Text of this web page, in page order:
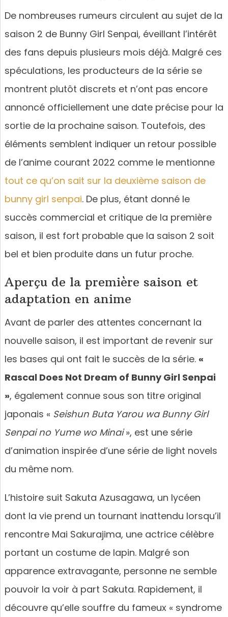
De nombreuses rumeurs circulent au sujet de la
saison 2 de Bunny Girl Senpai, éveillant l’intérêt
des fans depuis plusieurs mois déjà. Malgré ces
spéculations, les producteurs de la série se
montrent plutôt discrets et n’ont pas encore
annoncé officiellement une date précise pour la
sortie de la prochaine saison. Toutefois, des
éléments semblent indiquer un retour possible
de l’anime courant 2022 comme le mentionne
tout ce qu’on sait sur la deuxième saison de
bunny girl senpai. De plus, étant donné le
succès commercial et critique de la première
saison, il est fort probable que la saison 2 soit
bel et bien produite dans un futur proche.
Aperçu de la première saison et
adaptation en anime
Avant de parler des attentes concernant la
nouvelle saison, il est important de revenir sur
les bases qui ont fait le succès de la série. «
Rascal Does Not Dream of Bunny Girl Senpai
», également connue sous son titre original
japonais « Seishun Buta Yarou wa Bunny Girl
Senpai no Yume wo Minai», est une série
d’animation inspirée d’une série de light novels
du même nom.
L’histoire suit Sakuta Azusagawa, un lycéen
dont la vie prend un tournant inattendu lorsqu’il
rencontre Mai Sakurajima, une actrice célèbre
portant un costume de lapin. Malgré son
apparence extravagante, personne ne semble
pouvoir la voir à part Sakuta. Rapidement, il
découvre qu’elle souffre du fameux « syndrome